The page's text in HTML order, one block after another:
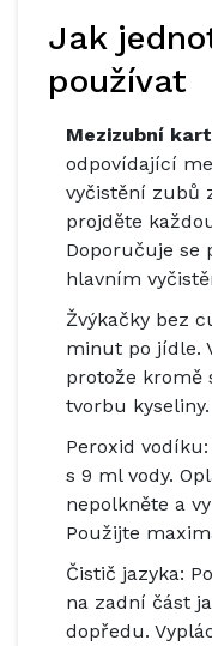
Jak
používat
Mezizubní
odpovídající
vyčistění zubů
projděte
Doporučuje se
hlavním
Žvýkačky bez
minut po jídle.
protože kromě
tvorbu kyseliny.
Peroxid
s 9 ml vody.
nepolkněte a
Použijte
Čistič jazyka:
na zadní část
dopředu.